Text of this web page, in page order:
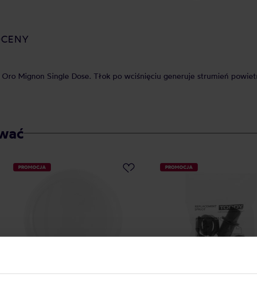
Mignon Single Dose. Tłok po wciśnięciu generuje strumień
PROMOCJA PROMOCJA